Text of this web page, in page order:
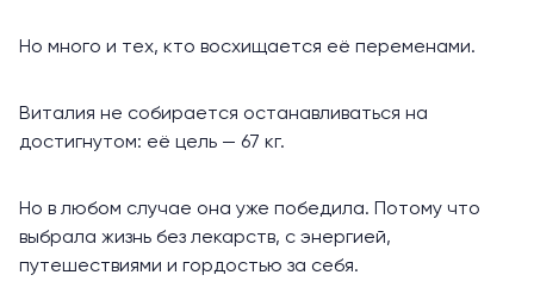
Но много и тех, кто восхищается её переменами.
Виталия не собирается останавливаться на
достигнутом: её цель — 67 кг.
Но в любом случае она уже победила. Потому что
выбрала жизнь без лекарств, с энергией,
путешествиями и гордостью за себя.